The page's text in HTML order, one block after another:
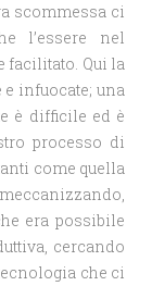
scommessa ci
l’essere nel
facilitato. Qui la
infuocate; una
è difficile ed è
processo di
come quella
era possibile
cercando
che ci